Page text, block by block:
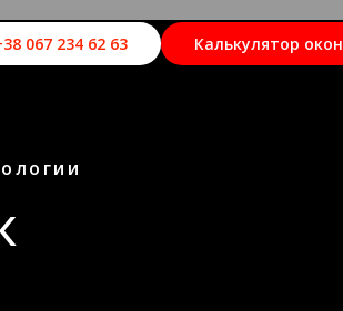
067 234 62 63 Калькулятор окон